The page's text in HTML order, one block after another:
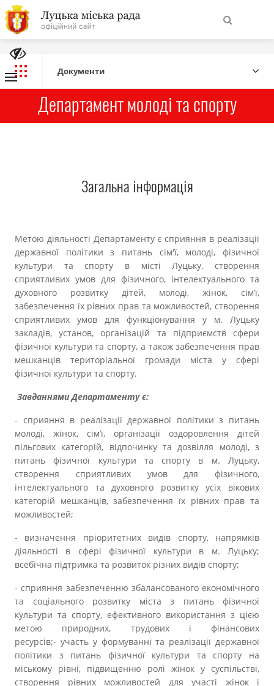
На
головну
Навігація
сайту
Про місто
Міська рада
Публічна інформація
Прозорість влади
Документи
Виконавчі органи, комунальні підприємства
Дорадчі органи
Старости
Україна: події, факти, коментарі
Документи
Департамент молоді та спорту
Загальна інформація
Метою діяльності Департаменту є сприяння в реалізації
державної політики з питань сім'ї, молоді, фізичної
культури та спорту в місті Луцьку, створення
сприятливих умов для фізичного, інтелектуального та
духовного розвитку дітей, молоді, жінок, сім’ї,
забезпечення їх рівних прав та можливостей, створення
сприятливих умов для функціонування у м. Луцьку
закладів, установ, організацій та підприємств сфери
фізичної культури та спорту, а також забезпечення прав
мешканців територіальної громади міста у сфері
фізичної культури та спорту.
Завданнями Департаменту є:
- сприяння в реалізації державної політики з питань
молоді, жінок, сім’ї, організації оздоровлення дітей
пільгових категорій, відпочинку та дозвілля молоді, з
питань фізичної культури та спорту в м. Луцьку,
створення сприятливих умов для фізичного,
інтелектуального та духовного розвитку усіх вікових
категорій мешканців, забезпечення їх рівних прав та
можливостей;
- визначення пріоритетних видів спорту, напрямків
діяльності в сфері фізичної культури в м. Луцьку;
всебічна підтримка та розвиток різних видів спорту;
- сприяння забезпеченню збалансованого економічного
та соціального розвитку міста з питань фізичної
культури та спорту, ефективного використання з цією
метою природних, трудових і фінансових
ресурсів;- участь у формуванні та реалізації державної
політики з питань фізичної культури та спорту на
міському рівні, підвищенню ролі жінок у суспільстві,
створення рівних можливостей для участі жінок і